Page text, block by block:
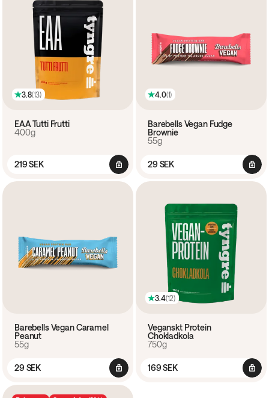
3.8(13)
EAA Tutti Frutti
400g
219 SEK
4.0(1)
Barebells Vegan Fudge
Brownie
55g
29 SEK
Barebells Vegan Caramel
Peanut
55g
29 SEK
3.4(12)
Veganskt Protein
Chokladkola
750g
169 SEK